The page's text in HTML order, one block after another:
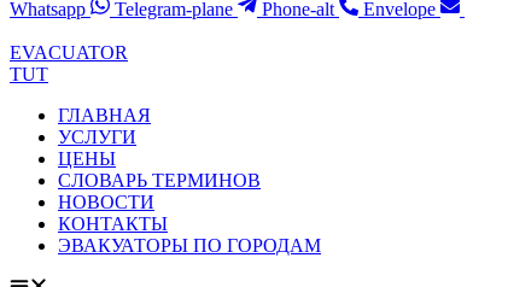
Whatsapp Telegram-plane Phone-alt Envelope
EVACUATOR
TUT
ГЛАВНАЯ
УСЛУГИ
ЦЕНЫ
СЛОВАРЬ ТЕРМИНОВ
НОВОСТИ
КОНТАКТЫ
ЭВАКУАТОРЫ ПО ГОРОДАМ